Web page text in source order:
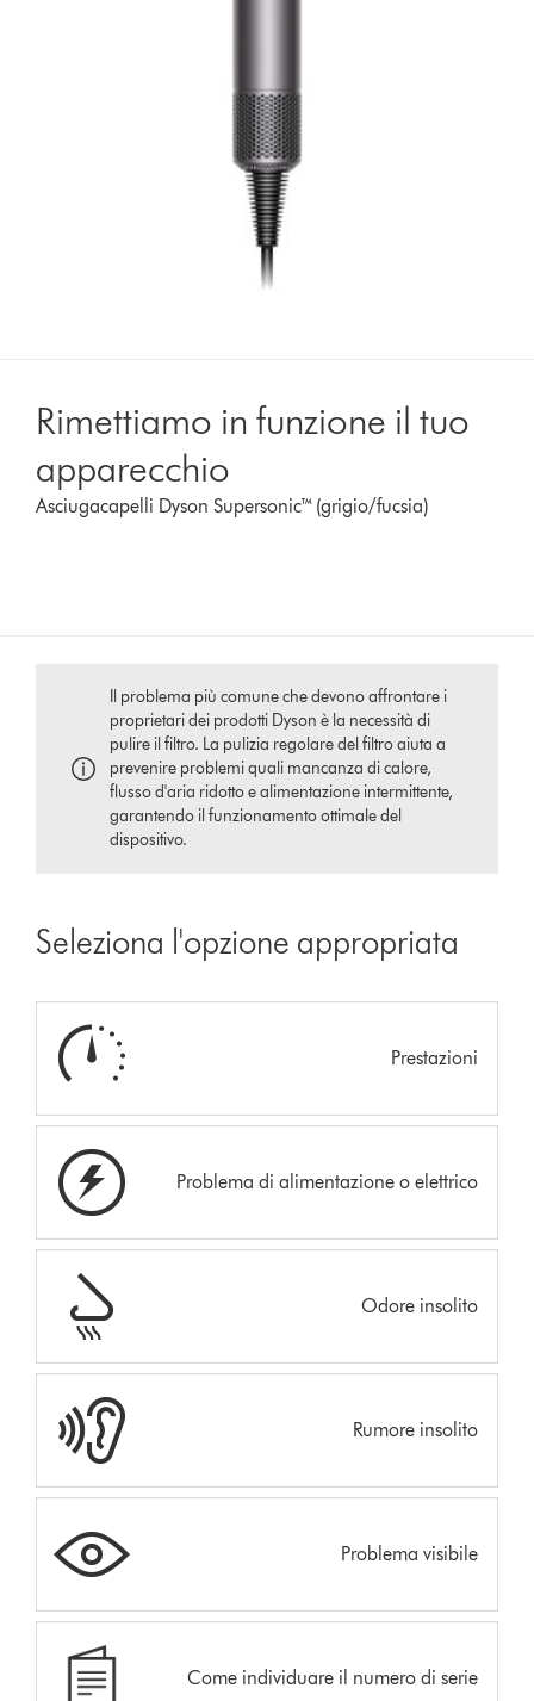
Rimettiamo in funzione il tuo
apparecchio
Asciugacapelli Dyson Supersonic™ (grigio/fucsia)
Il problema più comune che devono affrontare i
proprietari dei prodotti Dyson è la necessità di
pulire il filtro. La pulizia regolare del filtro aiuta a
prevenire problemi quali mancanza di calore,
flusso d'aria ridotto e alimentazione intermittente,
garantendo il funzionamento ottimale del
dispositivo.
Seleziona l'opzione appropriata
Prestazioni
Problema di alimentazione o elettrico
Odore insolito
Rumore insolito
Problema visibile
Come individuare il numero di serie